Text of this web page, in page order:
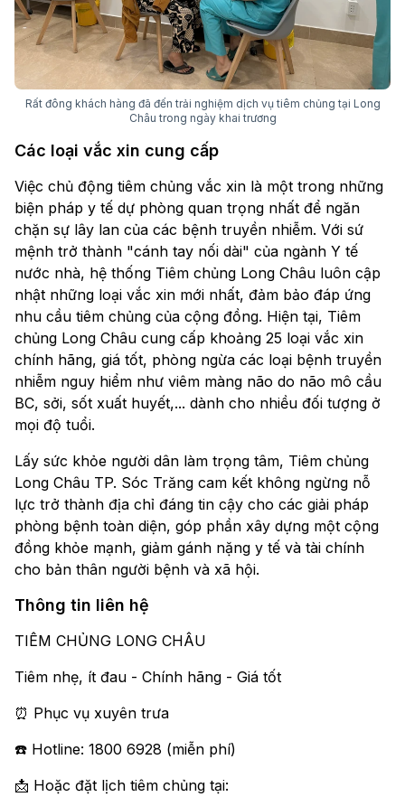
Rất đông khách hàng đã đến trải nghiệm dịch vụ tiêm chủng tại Long
Châu trong ngày khai trương
Các loại vắc xin cung cấp
Việc chủ động tiêm chủng vắc xin là một trong những
biện pháp y tế dự phòng quan trọng nhất để ngăn
chặn sự lây lan của các bệnh truyền nhiễm. Với sứ
mệnh trở thành "cánh tay nối dài" của ngành Y tế
nước nhà, hệ thống Tiêm chủng Long Châu luôn cập
nhật những loại vắc xin mới nhất, đảm bảo đáp ứng
nhu cầu tiêm chủng của cộng đồng. Hiện tại, Tiêm
chủng Long Châu cung cấp khoảng 25 loại vắc xin
chính hãng, giá tốt, phòng ngừa các loại bệnh truyền
nhiễm nguy hiểm như viêm màng não do não mô cầu
BC, sởi, sốt xuất huyết,... dành cho nhiều đối tượng ở
mọi độ tuổi.
Lấy sức khỏe người dân làm trọng tâm, Tiêm chủng
Long Châu TP. Sóc Trăng cam kết không ngừng nỗ
lực trở thành địa chỉ đáng tin cậy cho các giải pháp
phòng bệnh toàn diện, góp phần xây dựng một cộng
đồng khỏe mạnh, giảm gánh nặng y tế và tài chính
cho bản thân người bệnh và xã hội.
Thông tin liên hệ
TIÊM CHỦNG LONG CHÂU
Tiêm nhẹ, ít đau - Chính hãng - Giá tốt
⏰ Phục vụ xuyên trưa
☎️ Hotline: 1800 6928 (miễn phí)
📩 Hoặc đặt lịch tiêm chủng tại: